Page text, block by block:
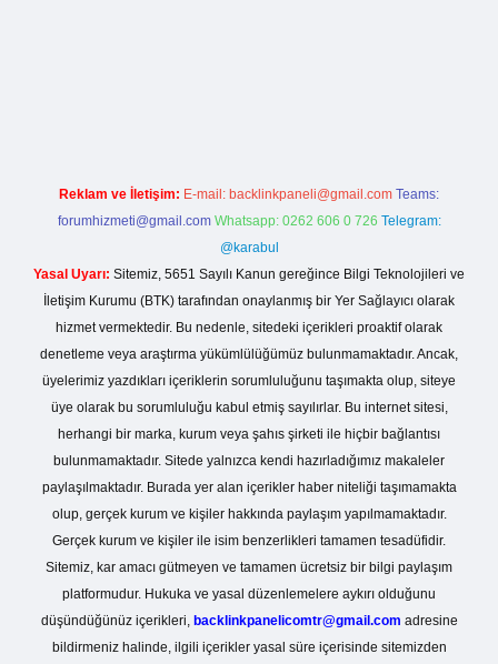
Reklam ve İletişim: E-mail: backlinkpaneli@gmail.com Teams:
forumhizmeti@gmail.com Whatsapp: 0262 606 0 726 Telegram:
@karabul
Yasal Uyarı: Sitemiz, 5651 Sayılı Kanun gereğince Bilgi Teknolojileri ve
İletişim Kurumu (BTK) tarafından onaylanmış bir Yer Sağlayıcı olarak
hizmet vermektedir. Bu nedenle, sitedeki içerikleri proaktif olarak
denetleme veya araştırma yükümlülüğümüz bulunmamaktadır. Ancak,
üyelerimiz yazdıkları içeriklerin sorumluluğunu taşımakta olup, siteye
üye olarak bu sorumluluğu kabul etmiş sayılırlar. Bu internet sitesi,
herhangi bir marka, kurum veya şahıs şirketi ile hiçbir bağlantısı
bulunmamaktadır. Sitede yalnızca kendi hazırladığımız makaleler
paylaşılmaktadır. Burada yer alan içerikler haber niteliği taşımamakta
olup, gerçek kurum ve kişiler hakkında paylaşım yapılmamaktadır.
Gerçek kurum ve kişiler ile isim benzerlikleri tamamen tesadüfidir.
Sitemiz, kar amacı gütmeyen ve tamamen ücretsiz bir bilgi paylaşım
platformudur. Hukuka ve yasal düzenlemelere aykırı olduğunu
düşündüğünüz içerikleri, backlinkpanelicomtr@gmail.com adresine
bildirmeniz halinde, ilgili içerikler yasal süre içerisinde sitemizden